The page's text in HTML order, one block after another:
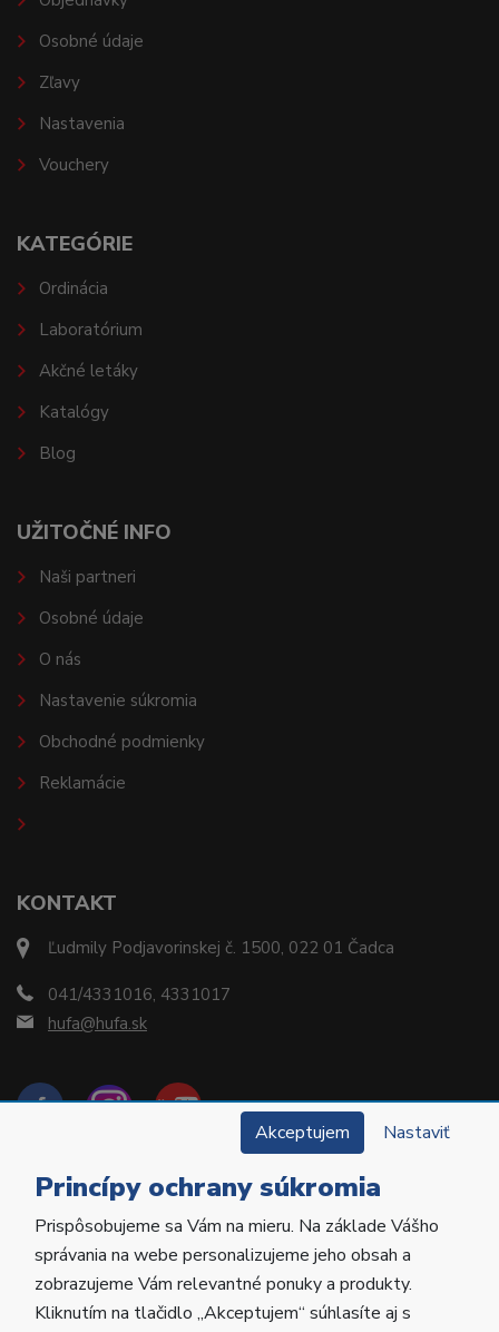
KONTAKT
Ľudmily Podjavorinskej č. 1500, 022 01 Čadca
041/4331016, 4331017
hufa@hufa.sk
Osobné údaje
Zľavy
Nastavenia
Vouchery
KATEGÓRIE
Ordinácia
Laboratórium
Akčné letáky
Katalógy
Blog
UŽITOČNÉ INFO
Naši partneri
Osobné údaje
O nás
Nastavenie súkromia
Obchodné podmienky
Reklamácie
Copyright © 2022 Hu-Fa Dental a.s. Všetky práva
vyhradené.
Akceptujem Nastaviť
Princípy ochrany súkromia
Prispôsobujeme sa Vám na mieru. Na základe Vášho
správania na webe personalizujeme jeho obsah a
zobrazujeme Vám relevantné ponuky a produkty.
Kliknutím na tlačidlo „Akceptujem“ súhlasíte aj s